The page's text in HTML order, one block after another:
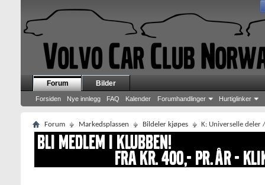
Forum
Forsiden Nye innlegg FAQ Kalender Forumhandlinger Hurtiglinker
Bilder
Forum Markedsplassen Bildeler kjøpes K: Universelle deler